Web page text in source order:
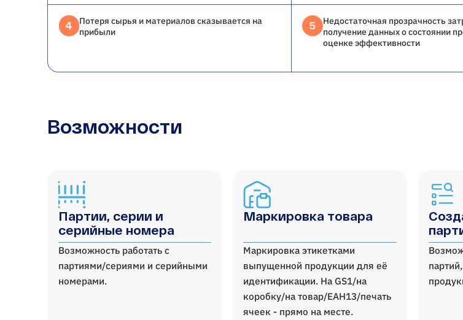
4
Потеря сырья и материалов сказывается на
прибыли
5
Недостаточная прозрачность
получение данных о состоянии
оценке эффективности
Возможности
Партии, серии и
серийные номера
Возможность работать с
партиями/сериями и серийными
номерами.
Маркировка товара
Маркировка этикетками
выпущенной продукции для её
идентификации. На GS1/на
коробку/на товар/ЕАН13/печать
ячеек - прямо на месте.